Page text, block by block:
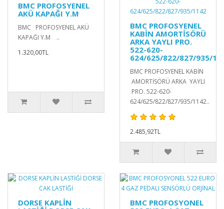
BMC PROFOSYENEL
AKÜ KAPAĞI Y.M
BMC PROFOSYENEL AKÜ
KAPAĞI Y.M ..
1.320,00TL
BMC PROFOSYENEL
KABİN AMORTİSÖRÜ
ARKA YAYLI PRO.
522-620-
624/625/822/827/935/
BMC PROFOSYENEL KABİN
AMORTİSÖRÜ ARKA YAYLI
PRO. 522-620-
624/625/822/827/935/1142..
2.485,92TL
DORSE KAPLİN
BMC PROFOSYONEL